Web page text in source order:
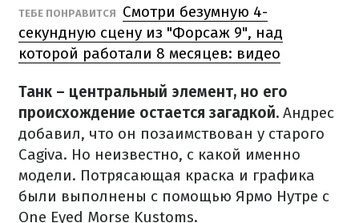
ТЕБЕ ПОНРАВИТСЯ
Смотри безумную 4-
секундную сцену из "Форсаж 9", над
которой работали 8 месяцев: видео
Танк – центральный элемент, но его
происхождение остается загадкой. Андрес
добавил, что он позаимствован у старого
Cagiva. Но неизвестно, с какой именно
модели. Потрясающая краска и графика
были выполнены с помощью Ярмо Нутре с
One Eyed Morse Kustoms.